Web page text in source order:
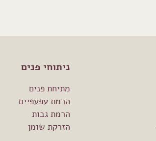
ניתוחי פנים
מתיחת פנים
הרמת עפעפיים
הרמת גבות
הזרקת שומן